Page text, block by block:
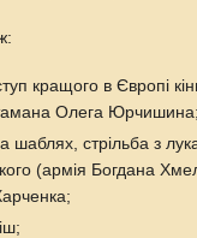
кращого в Європі
Олега Юрчишина;
шаблях, стрільба з
(армія Богдана